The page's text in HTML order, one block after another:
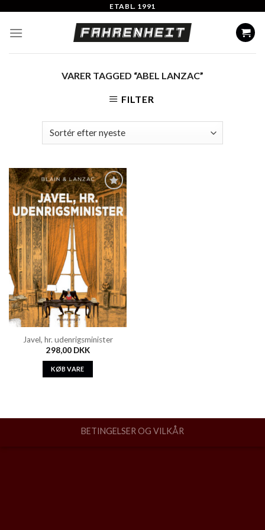
content
ETABL. 1991
VARER TAGGED “ABEL LANZAC”
FILTER
Add to
Wishlist
Javel, hr. udenrigsminister
298,00 DKK
KØB VARE
BETINGELSER OG VILKÅR